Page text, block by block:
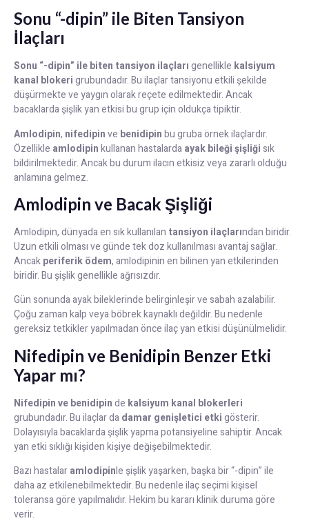
Sonu “-dipin” ile Biten Tansiyon
İlaçları
Sonu “-dipin” ile biten tansiyon ilaçlarıgenellikle kalsiyum
kanal blokerigrubundadır. Bu ilaçlar tansiyonu etkili şekilde
düşürmekte ve yaygın olarak reçete edilmektedir. Ancak
bacaklarda şişlik yan etkisi bu grup için oldukça tipiktir.
Amlodipin, nifedipinve benidipinbu gruba örnek ilaçlardır.
Özellikle amlodipinkullanan hastalardaayak bileği şişliğisık
bildirilmektedir. Ancak bu durum ilacın etkisiz veya zararlı olduğu
anlamına gelmez.
Amlodipin ve Bacak Şişliği
Amlodipin, dünyada en sık kullanılan tansiyon ilaçlarından biridir.
Uzun etkili olması ve günde tek doz kullanılması avantaj sağlar.
Ancakperiferik ödem, amlodipinin en bilinen yan etkilerinden
biridir. Bu şişlik genellikle ağrısızdır.
Gün sonunda ayak bileklerinde belirginleşir ve sabah azalabilir.
Çoğu zaman kalp veya böbrek kaynaklı değildir. Bu nedenle
gereksiz tetkikler yapılmadan önce ilaç yan etkisi düşünülmelidir.
Nifedipin ve Benidipin Benzer Etki
Yapar mı?
Nifedipin ve benidipinde kalsiyum kanal blokerleri
grubundadır. Bu ilaçlar dadamar genişletici etkigösterir.
Dolayısıyla bacaklarda şişlik yapma potansiyeline sahiptir. Ancak
yan etki sıklığı kişiden kişiye değişebilmektedir.
Bazı hastalaramlodipinle şişlik yaşarken, başka bir “-dipin” ile
daha az etkilenebilmektedir. Bu nedenle ilaç seçimi kişisel
toleransa göre yapılmalıdır. Hekim bu kararı klinik duruma göre
verir.